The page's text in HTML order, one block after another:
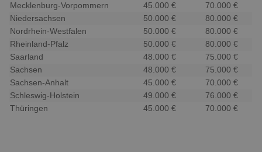
Mecklenburg-Vorpommern
45.000 €
70.000 €
Niedersachsen
50.000 €
80.000 €
Nordrhein-Westfalen
50.000 €
80.000 €
Rheinland-Pfalz
50.000 €
80.000 €
Saarland
48.000 €
75.000 €
Sachsen
48.000 €
75.000 €
Sachsen-Anhalt
45.000 €
70.000 €
Schleswig-Holstein
49.000 €
76.000 €
Thüringen
45.000 € 70.000 €